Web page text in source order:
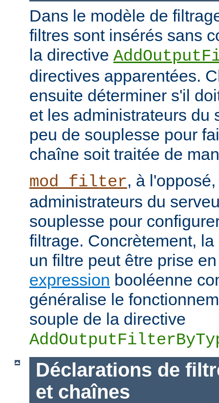
Dans le modèle de
filtres sont insérés sans
la directive
directives apparentées.
ensuite déterminer s'il
et les administrateurs du
peu de souplesse pour
chaîne soit traitée de
mod_filter, à
administrateurs du
souplesse pour
filtrage. Concrètement,
un filtre peut être prise
expression booléenne
généralise le
souple de la directive
Déclarations de
et chaînes